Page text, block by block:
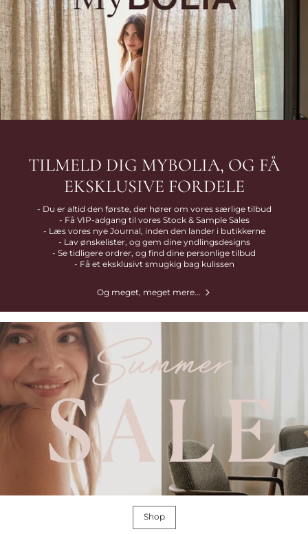
TILMELD DIG MYBOLIA, OG FÅ
EKSKLUSIVE FORDELE
- Du er altid den første, der hører om vores særlige tilbud
- Få VIP-adgang til vores Stock & Sample Sales
- Læs vores nye Journal, inden den lander i butikkerne
- Lav ønskelister, og gem dine yndlingsdesigns
- Se tidligere ordrer, og find dine personlige tilbud
- Få et eksklusivt smugkig bag kulissen
Og meget, meget mere...
Shop